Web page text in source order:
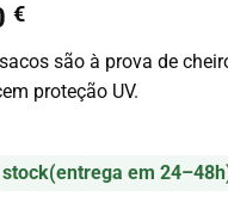
€
são à prova de
proteção UV.
stock(entrega em